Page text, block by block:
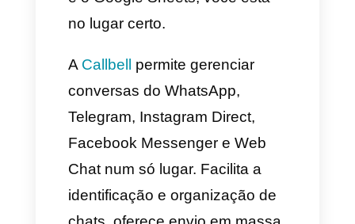
automatizações com o chatbot
não obstante, tenha em
consideração que você pode
fazer muito mais que isso com
algo de criatividade e iniciativa,
adaptado para o seu negócio e